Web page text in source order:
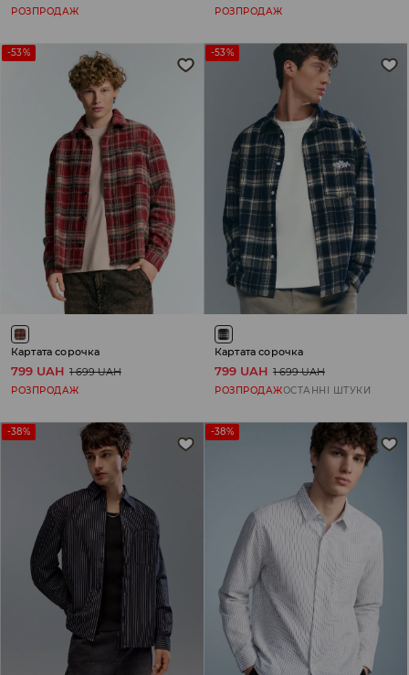
РОЗПРОДАЖ РОЗПРОДАЖ
-53%
Картата сорочка
799 UAH 1 699 UAH
РОЗПРОДАЖ
-53%
Картата сорочка
799 UAH 1 699 UAH
РОЗПРОДАЖОСТАННІ ШТУКИ
-38% -38%